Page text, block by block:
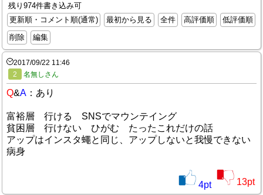
残り974件書き込み可
更新順・コメント順(通常)
最初から見る 全件 高評価順
低評価順
削除
編集
2017/09/22 11:46
2
名無しさん
Q&A ：あり
富裕層 行ける SNSでマウンテイング
貧困層 行けない ひがむ たったこれだけの話
アップはインスタ蠅と同じ、アップしないと我慢できない
病身
4pt 13pt